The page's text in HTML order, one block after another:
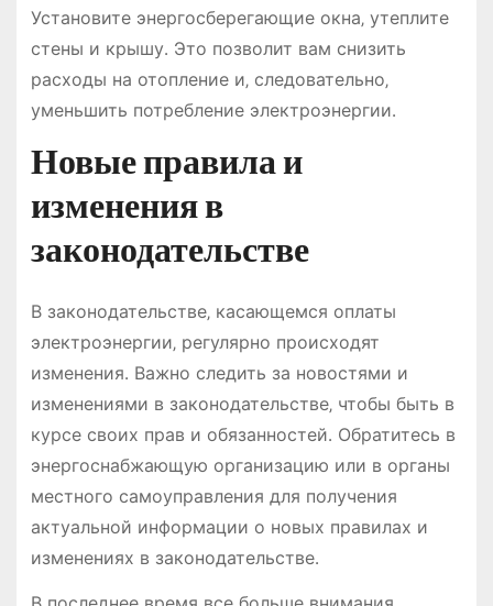
Установите энергосберегающие окна‚ утеплите
стены и крышу․ Это позволит вам снизить
расходы на отопление и‚ следовательно‚
уменьшить потребление электроэнергии․
Новые правила и
изменения в
законодательстве
В законодательстве‚ касающемся оплаты
электроэнергии‚ регулярно происходят
изменения․ Важно следить за новостями и
изменениями в законодательстве‚ чтобы быть в
курсе своих прав и обязанностей․ Обратитесь в
энергоснабжающую организацию или в органы
местного самоуправления для получения
актуальной информации о новых правилах и
изменениях в законодательстве․